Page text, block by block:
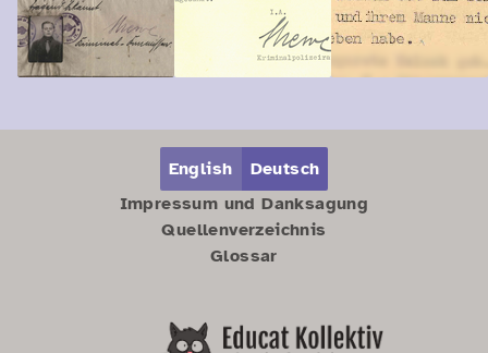
Zum Hauptbereich springen
Zum Hauptmenü springen
Impressum und Danksagung
Quellenverzeichnis
Glossar
English Deutsch